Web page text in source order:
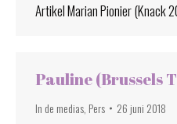
Artikel Marian Pionier (Knack
Pauline (Brussels
In de medias Pers 26 juni 2018